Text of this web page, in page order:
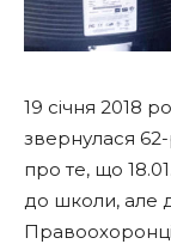
19 січня 2018
звернулася
про те, що
до школи, але